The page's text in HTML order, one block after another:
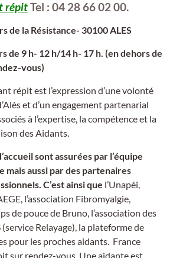
répitTel : 04 28 66 02 00.
de la Résistance- 30100 ALES
de 9 h- 12 h/14 h- 17 h. (en dehors de
vous)
répit est l’expression d’une volonté
et d’un engagement partenarial
à l’expertise, la compétence et la
des Aidants.
sont assurées par l’équipe
mais aussi par des partenaires
C’est ainsi que l’Unapéi,
l’association Fibromyalgie,
de pouce de Bruno, l’association des
(service Relayage), la plateforme de
pour les proches aidants. France
sur rendez-vous. Une aidante est